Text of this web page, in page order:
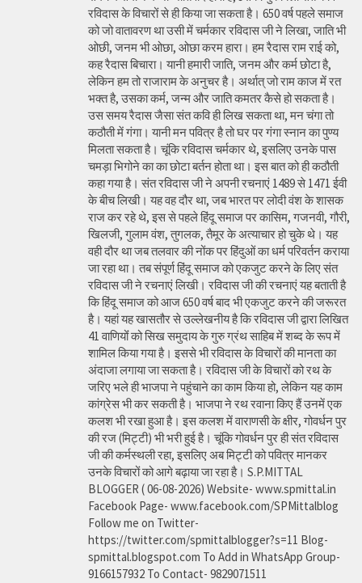
रविदास के विचारों से ही किया जा सकता है। 650 वर्ष पहले समाज
को जो वातावरण था उसी में चर्मकार रविदास जी ने लिखा, जाति भी
ओछी, जनम भी ओछा, ओछा करम हारा। हम रैदास राम राई को,
कह रैदास बिचारा। यानी हमारी जाति, जनम और कर्म छोटा है,
लेकिन हम तो राजाराम के अनुचर है। अर्थात् जो राम काज में रत
भक्त है, उसका कर्म, जन्म और जाति कमतर कैसे हो सकता है।
उस समय रैदास जैसा संत कवि ही लिख सकता था, मन चंगा तो
कठौती में गंगा। यानी मन पवित्र है तो घर पर गंगा स्नान का पुण्य
मिलता सकता है। चूंकि रविदास चर्मकार थे, इसलिए उनके पास
चमड़ा भिगोने का का छोटा बर्तन होता था। इस बात को ही कठौती
कहा गया है। संत रविदास जी ने अपनी रचनाएं 1489 से 1471 ईवी
के बीच लिखी। यह वह दौर था, जब भारत पर लोदी वंश के शासक
राज कर रहे थे, इस से पहले हिंदू समाज पर कासिम, गजनवी, गौरी,
खिलजी, गुलाम वंश, तुगलक, तैमूर के अत्याचार हो चुके थे। यह
वही दौर था जब तलवार की नोंक पर हिंदुओं का धर्म परिवर्तन कराया
जा रहा था। तब संपूर्ण हिंदू समाज को एकजुट करने के लिए संत
रविदास जी ने रचनाएं लिखी। रविदास जी की रचनाएं यह बताती है
कि हिंदू समाज को आज 650 वर्ष बाद भी एकजुट करने की जरूरत
है। यहां यह खासतौर से उल्लेखनीय है कि रविदास जी द्वारा लिखित
41 वाणियोंं को सिख समुदाय के गुरु ग्रंथ साहिब में शब्द के रूप में
शामिल किया गया है। इससे भी रविदास के विचारों की मानता का
अंदाजा लगाया जा सकता है। रविदास जी के विचारों को रथ के
जरिए भले ही भाजपा ने पहुंचाने का काम किया हो, लेकिन यह काम
कांग्रेस भी कर सकती है। भाजपा ने रथ रवाना किए हैं उनमें एक
कलश भी रखा हुआ है। इस कलश में वाराणसी के क्षीर, गोवर्धन पुर
की रज (मिट्टी) भी भरी हुई है। चूंकि गोवर्धन पुर ही संत रविदास
जी की कर्मस्थली रहा, इसलिए अब मिट्टी को पवित्र मानकर
उनके विचारों को आगे बढ़ाया जा रहा है। S.P.MITTAL
BLOGGER ( 06-08-2026) Website- www.spmittal.in
Facebook Page- www.facebook.com/SPMittalblog
Follow me on Twitter-
https://twitter.com/spmittalblogger?s=11 Blog-
spmittal.blogspot.com To Add in WhatsApp Group-
9166157932 To Contact- 9829071511